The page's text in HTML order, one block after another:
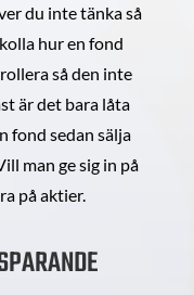
du inte tänka så
hur en fond
så den inte
är det bara låta
fond sedan sälja
man ge sig in på
på aktier.